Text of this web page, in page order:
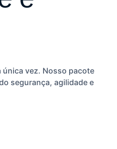
única vez. Nosso pacote
segurança, agilidade e